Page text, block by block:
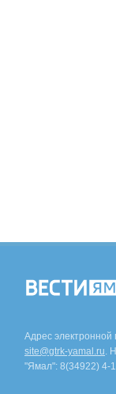
Адрес электронной
site@gtrk-yamal.ru.
"Ямал": 8(34922) 4-